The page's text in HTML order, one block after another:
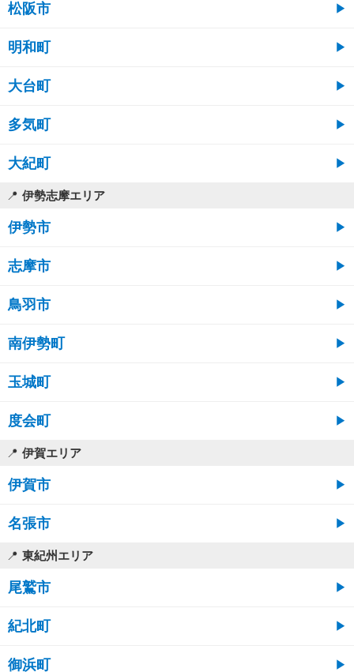
松阪市
明和町
大台町
多気町
大紀町
伊勢志摩エリア
伊勢市
志摩市
鳥羽市
南伊勢町
玉城町
度会町
伊賀エリア
伊賀市
名張市
東紀州エリア
尾鷲市
紀北町
御浜町